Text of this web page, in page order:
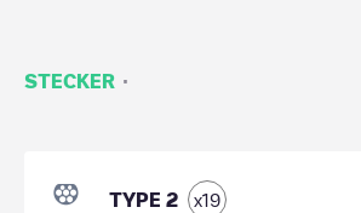
STECKER ·
TYPE 2 x19